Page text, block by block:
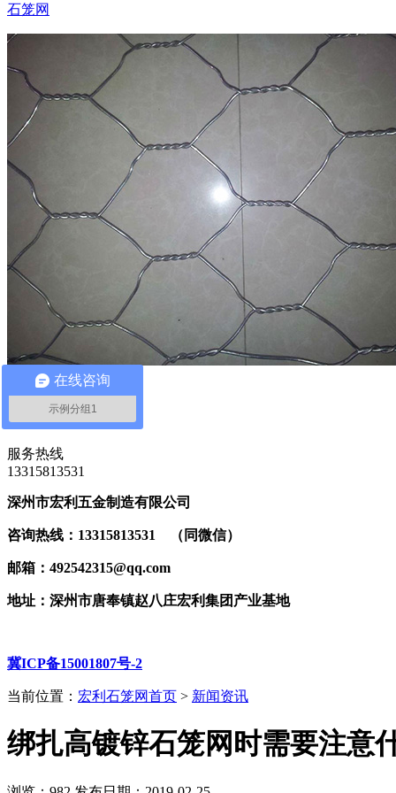
石笼网
固滨笼
联系我们
服务热线
‭13315813531
深州市宏利五金制造有限公司
咨询热线：13315813531 （同微信）
邮箱：492542315@qq.com
地址：深州市唐奉镇赵八庄宏利集团产业基地
冀ICP备15001807号-2
当前位置： 宏利石笼网首页 > 新闻资讯
绑扎高镀锌石笼网时需要注意
在线咨询
示例分组1